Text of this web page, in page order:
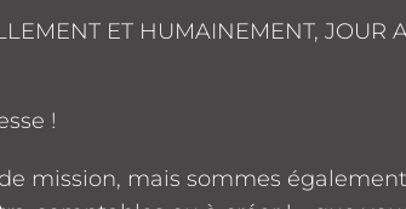
ET HUMAINEMENT, JOUR
!
mission, mais sommes